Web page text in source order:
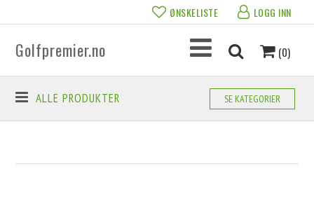
ØNSKELISTE LOGG INN
Golfpremier.no (0)
SE KATEGORIER
ALLE PRODUKTER